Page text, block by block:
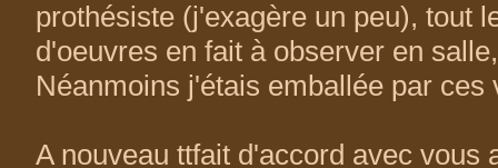
prothésiste (j'exagère un peu), tout
d'oeuvres en fait à observer en
Néanmoins j'étais emballée par ces
A nouveau ttfait d'accord avec vous